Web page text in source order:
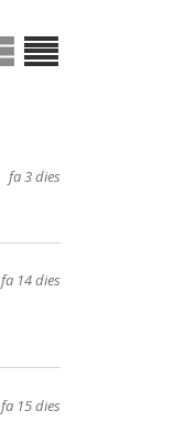
fa 3 dies
fa 14 dies
fa 15 dies